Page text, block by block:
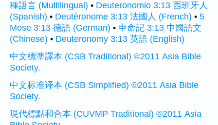
種語言 (Multilingual) • Deuteronomio 3:13 西班牙人
(Spanish) • Deutéronome 3:13 法國人 (French) • 5
Mose 3:13 德語 (German) • 申命記 3:13 中國語文
(Chinese) • Deuteronomy 3:13 英語 (English)
中文標準譯本 (CSB Traditional) ©2011 Asia Bible
Society.
中文标准译本 (CSB Simplified) ©2011 Asia Bible
Society.
現代標點和合本 (CUVMP Traditional) ©2011 Asia